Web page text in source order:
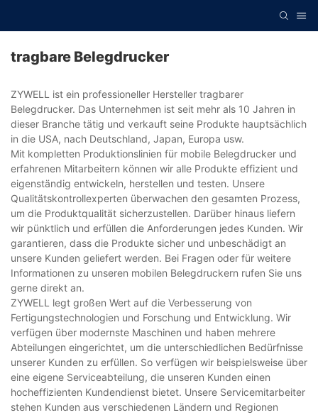
tragbare Belegdrucker
ZYWELL ist ein professioneller Hersteller tragbarer
Belegdrucker. Das Unternehmen ist seit mehr als 10 Jahren in
dieser Branche tätig und verkauft seine Produkte hauptsächlich
in die USA, nach Deutschland, Japan, Europa usw.
Mit kompletten Produktionslinien für mobile Belegdrucker und
erfahrenen Mitarbeitern können wir alle Produkte effizient und
eigenständig entwickeln, herstellen und testen. Unsere
Qualitätskontrollexperten überwachen den gesamten Prozess,
um die Produktqualität sicherzustellen. Darüber hinaus liefern
wir pünktlich und erfüllen die Anforderungen jedes Kunden. Wir
garantieren, dass die Produkte sicher und unbeschädigt an
unsere Kunden geliefert werden. Bei Fragen oder für weitere
Informationen zu unseren mobilen Belegdruckern rufen Sie uns
gerne direkt an.
ZYWELL legt großen Wert auf die Verbesserung von
Fertigungstechnologien und Forschung und Entwicklung. Wir
verfügen über modernste Maschinen und haben mehrere
Abteilungen eingerichtet, um die unterschiedlichen Bedürfnisse
unserer Kunden zu erfüllen. So verfügen wir beispielsweise über
eine eigene Serviceabteilung, die unseren Kunden einen
hocheffizienten Kundendienst bietet. Unsere Servicemitarbeiter
stehen Kunden aus verschiedenen Ländern und Regionen